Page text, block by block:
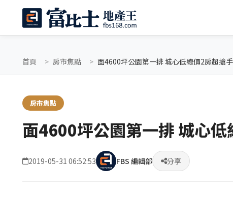
首頁 房市焦點 面4600坪公園第一排 城心低總價2房超搶手
房市焦點
面4600坪公園第一排 城心
2019-05-31 06:52:53 FBS 編輯部 分享